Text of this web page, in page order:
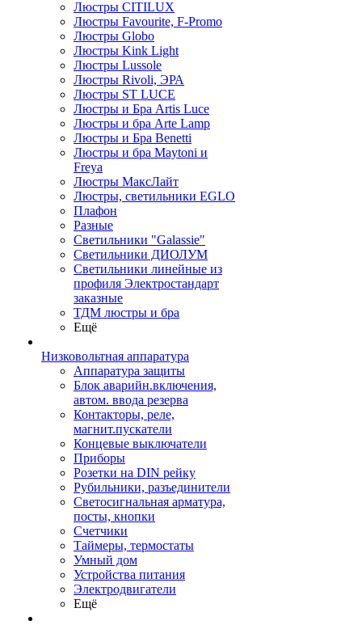
Люстры CITILUX
Люстры Favourite, F-Promo
Люстры Globo
Люстры Kink Light
Люстры Lussole
Люстры Rivoli, ЭРА
Люстры ST LUCE
Люстры и Бра Artis Luce
Люстры и бра Arte Lamp
Люстры и Бра Benetti
Люстры и бра Maytoni и
Freya
Люстры МаксЛайт
Люстры, светильники EGLO
Плафон
Разные
Светильники "Galassie"
Светильники ДИОЛУМ
Светильники линейные из
профиля Электростандарт
заказные
ТДМ люстры и бра
Ещё
Низковольтная аппаратура
Аппаратура защиты
Блок аварийн.включения,
автом. ввода резерва
Контакторы, реле,
магнит.пускатели
Концевые выключатели
Приборы
Розетки на DIN рейку
Рубильники, разъединители
Светосигнальная арматура,
посты, кнопки
Счетчики
Таймеры, термостаты
Умный дом
Устройства питания
Электродвигатели
Ещё